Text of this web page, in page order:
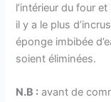
l’intérieur du four
il y a le plus
éponge imbibée
soient éliminées.
N.B : avant de